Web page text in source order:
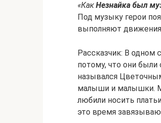
«КакНезнайка был
Под музыку герои
выполняют
Рассказчик: В
потому, что они были
назывался
малыши и малышки.
любили носить
это время